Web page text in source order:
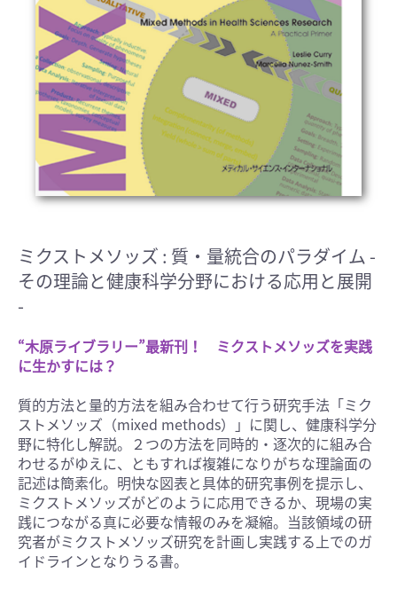
ミクストメソッズ : 質・量統合のパラダイム -
その理論と健康科学分野における応用と展開
-
“木原ライブラリー”最新刊！ ミクストメソッズを実践
に生かすには？
質的方法と量的方法を組み合わせて行う研究手法「ミク
ストメソッズ（mixed methods）」に関し、健康科学分
野に特化し解説。２つの方法を同時的・逐次的に組み合
わせるがゆえに、ともすれば複雑になりがちな理論面の
記述は簡素化。明快な図表と具体的研究事例を提示し、
ミクストメソッズがどのように応用できるか、現場の実
践につながる真に必要な情報のみを凝縮。当該領域の研
究者がミクストメソッズ研究を計画し実践する上でのガ
イドラインとなりうる書。